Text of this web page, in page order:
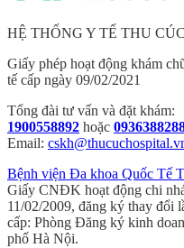
HỆ THỐNG Y TẾ THU CÚC
Giấy phép hoạt động khám
tế cấp ngày 09/02/2021
Tổng đài tư vấn và đặt khám:
1900558892 hoặc
Email:
Bệnh viện Đa khoa Quốc Tế
Giấy CNĐK hoạt động chi
11/02/2009, đăng ký thay đổi
cấp: Phòng Đăng ký kinh
phố Hà Nội.